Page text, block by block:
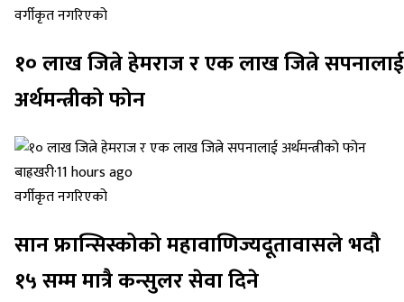
वर्गीकृत नगरिएको
१० लाख जित्ने हेमराज र एक लाख जित्ने सपनालाई
अर्थमन्त्रीको फोन
बाह्रखरी·11 hours ago
वर्गीकृत नगरिएको
सान फ्रान्सिस्कोको महावाणिज्यदूतावासले भदौ
१५ सम्म मात्रै कन्सुलर सेवा दिने